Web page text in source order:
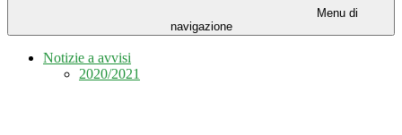
Menu di
navigazione
Notizie a avvisi
2020/2021